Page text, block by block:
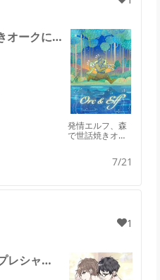
発情エルフ、森で世話焼きオークに拾われる。のレビュー
発情エルフ、森
で世話焼きオー
7/21
1
LOVE PRECIOUS〜ラブ プレシャスのレビュー